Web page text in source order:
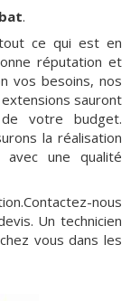
.
ce qui est en
réputation et
vos besoins, nos
sauront
votre budget.
la réalisation
une qualité
nous
Un technicien
vous dans les